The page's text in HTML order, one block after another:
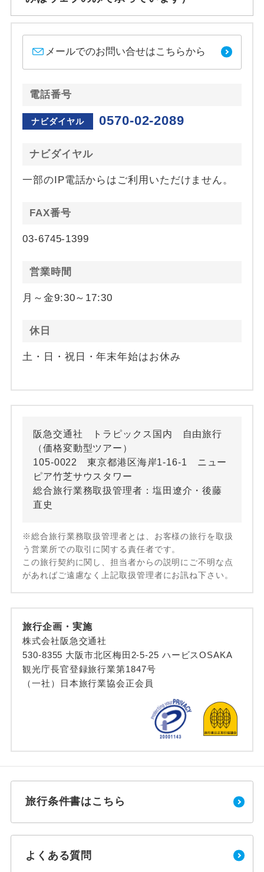
メールでのお問い合せはこちらから
電話番号
ナビダイヤル 0570-02-2089
ナビダイヤル
一部のIP電話からはご利用いただけません。
FAX番号
03-6745-1399
営業時間
月～金9:30～17:30
休日
土・日・祝日・年末年始はお休み
阪急交通社 トラピックス国内 自由旅行
（価格変動型ツアー）
105-0022 東京都港区海岸1-16-1 ニュー
ピア竹芝サウスタワー
総合旅行業務取扱管理者：塩田遼介・後藤
直史
※総合旅行業務取扱管理者とは、お客様の旅行を取扱
う営業所での取引に関する責任者です。
この旅行契約に関し、担当者からの説明にご不明な点
があればご遠慮なく上記取扱管理者にお訊ね下さい。
旅行企画・実施
株式会社阪急交通社
530-8355 大阪市北区梅田2-5-25 ハービスOSAKA
観光庁長官登録旅行業第1847号
（一社）日本旅行業協会正会員
旅行条件書はこちら
よくある質問